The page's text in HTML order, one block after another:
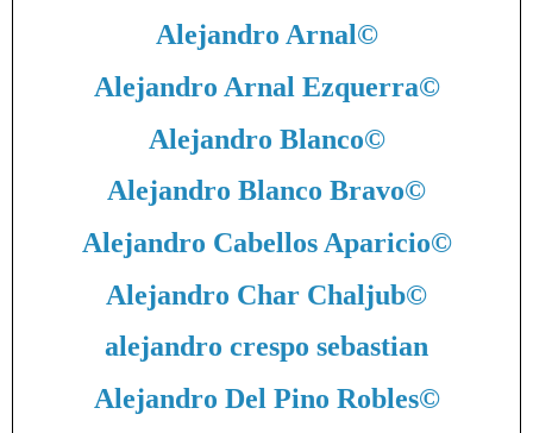
Alejandro Arnal©
Alejandro Arnal Ezquerra©
Alejandro Blanco©
Alejandro Blanco Bravo©
Alejandro Cabellos Aparicio©
Alejandro Char Chaljub©
alejandro crespo sebastian
Alejandro Del Pino Robles©